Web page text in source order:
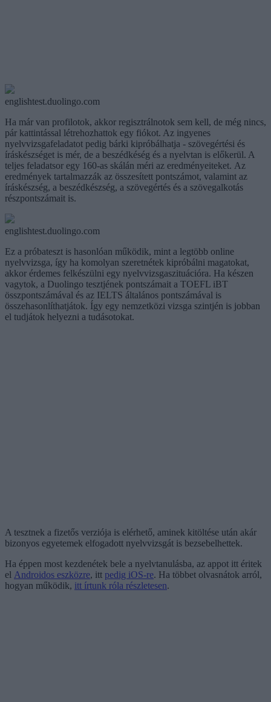
englishtest.duolingo.com
Ha már van profilotok, akkor regisztrálnotok sem kell, de még nincs,
pár kattintással létrehozhattok egy fiókot. Az ingyenes
nyelvvizsgafeladatot pedig bárki kipróbálhatja - szövegértési és
íráskészséget is mér, de a beszédkéség és a nyelvtan is előkerül. A
teljes feladatsor egy 160-as skálán méri az eredményeiteket. Az
eredmények tartalmazzák az összesített pontszámot, valamint az
íráskészség, a beszédkészség, a szövegértés és a szövegalkotás
részpontszámait is.
englishtest.duolingo.com
Ez a próbateszt is hasonlóan működik, mint a legtöbb online
nyelvvizsga, így ha komolyan szeretnétek kipróbálni magatokat,
akkor érdemes felkészülni egy nyelvvizsgaszituációra. Ha készen
vagytok, a Duolingo tesztjének pontszámait a TOEFL iBT
összpontszámával és az IELTS általános pontszámával is
összehasonlíthatjátok. Így egy nemzetközi vizsga szintjén is jobban
el tudjátok helyezni a tudásotokat.
A tesztnek a fizetős verziója is elérhető, aminek kitöltése után akár
bizonyos egyetemek elfogadott nyelvvizsgát is bezsebelhettek.
Ha éppen most kezdenétek bele a nyelvtanulásba, az appot itt éritek
el Androidos eszközre, itt pedig iOS-re. Ha többet olvasnátok arról,
hogyan működik, itt írtunk róla részletesen.